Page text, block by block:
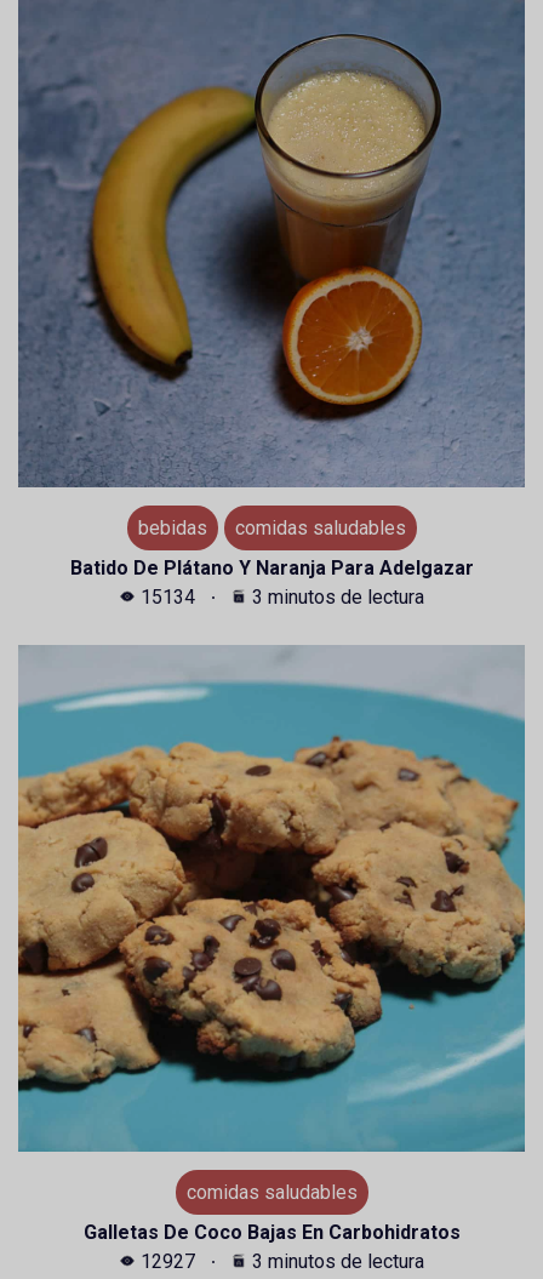
bebidas
comidas saludables
Batido De Plátano Y Naranja Para Adelgazar
15134
3 minutos de lectura
comidas saludables
Galletas De Coco Bajas En Carbohidratos
12927
3 minutos de lectura